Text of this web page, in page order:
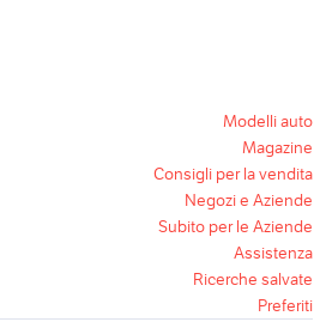
Modelli auto
Magazine
Consigli per la vendita
Negozi e Aziende
Subito per le Aziende
Assistenza
Ricerche salvate
Preferiti